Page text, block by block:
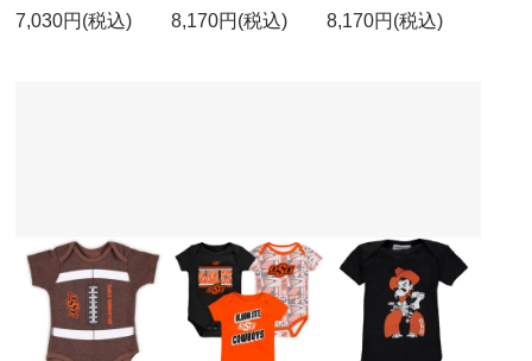
7,030円(税込) 8,170円(税込) 8,170円(税込)